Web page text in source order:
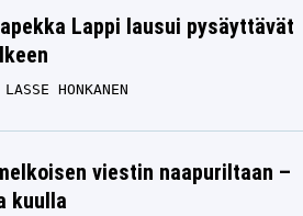
Lappi lausui pysäyttävät
LASSE HONKANEN
viestin naapuriltaan –
kuulla